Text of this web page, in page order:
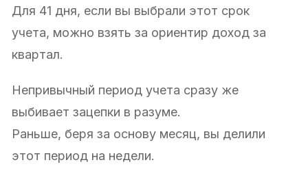
Для 41 дня, если вы выбрали этот срок
учета, можно взять за ориентир доход за
квартал.
Непривычный период учета сразу же
выбивает зацепки в разуме.
Раньше, беря за основу месяц, вы делили
этот период на недели.